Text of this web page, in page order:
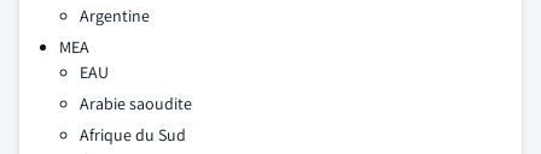
Argentine
MEA
EAU
Arabie saoudite
Afrique du Sud